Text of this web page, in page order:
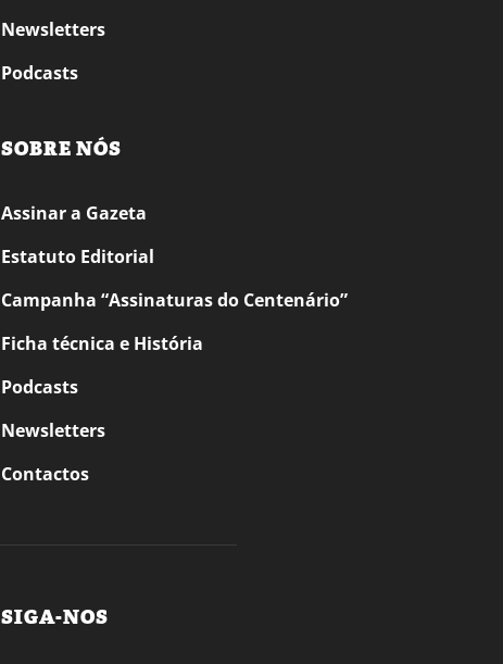
Newsletters
Podcasts
SOBRE NÓS
Assinar a Gazeta
Estatuto Editorial
Campanha “Assinaturas do Centenário”
Ficha técnica e História
Podcasts
Newsletters
Contactos
SIGA-NOS